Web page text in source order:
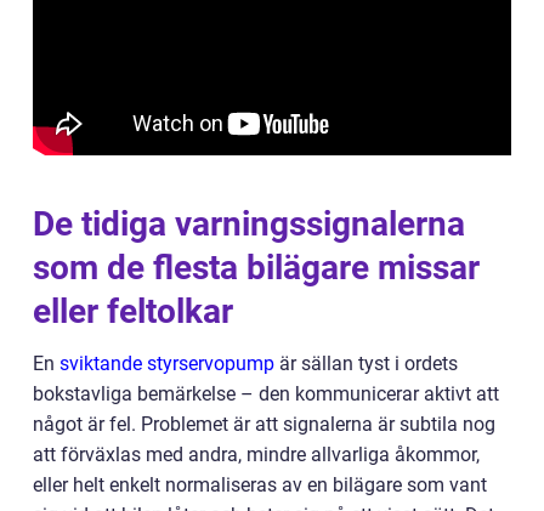
De tidiga varningssignalerna
som de flesta bilägare missar
eller feltolkar
En sviktande styrservopump är sällan tyst i ordets
bokstavliga bemärkelse – den kommunicerar aktivt att
något är fel. Problemet är att signalerna är subtila nog
att förväxlas med andra, mindre allvarliga åkommor,
eller helt enkelt normaliseras av en bilägare som vant